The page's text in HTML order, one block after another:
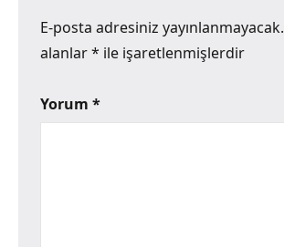
E-posta adresiniz yayınlanmayacak.
alanlar* ile işaretlenmişlerdir
Yorum *